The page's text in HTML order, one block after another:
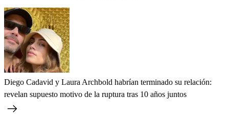
Diego Cadavid y Laura Archbold habrían terminado su relación:
revelan supuesto motivo de la ruptura tras 10 años juntos